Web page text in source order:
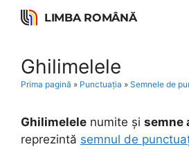
Skip
LIMBA ROMÂNĂ
Ghilimelele
Prima pagină » Punctuația » Semnele de
Ghilimelele numite și semne
reprezintă semnul de